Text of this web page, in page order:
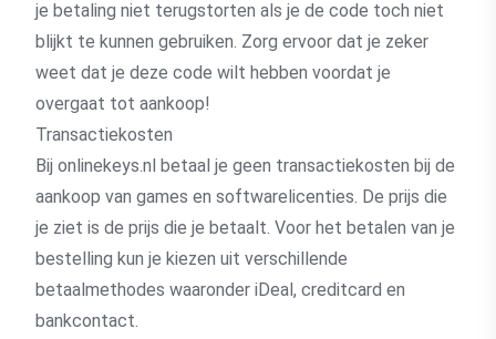
je betaling niet terugstorten als je de code toch niet
blijkt te kunnen gebruiken. Zorg ervoor dat je zeker
weet dat je deze code wilt hebben voordat je
overgaat tot aankoop!
Transactiekosten
Bij onlinekeys.nl betaal je geen transactiekosten bij de
aankoop van games en softwarelicenties. De prijs die
je ziet is de prijs die je betaalt. Voor het betalen van je
bestelling kun je kiezen uit verschillende
betaalmethodes waaronder iDeal, creditcard en
bankcontact.